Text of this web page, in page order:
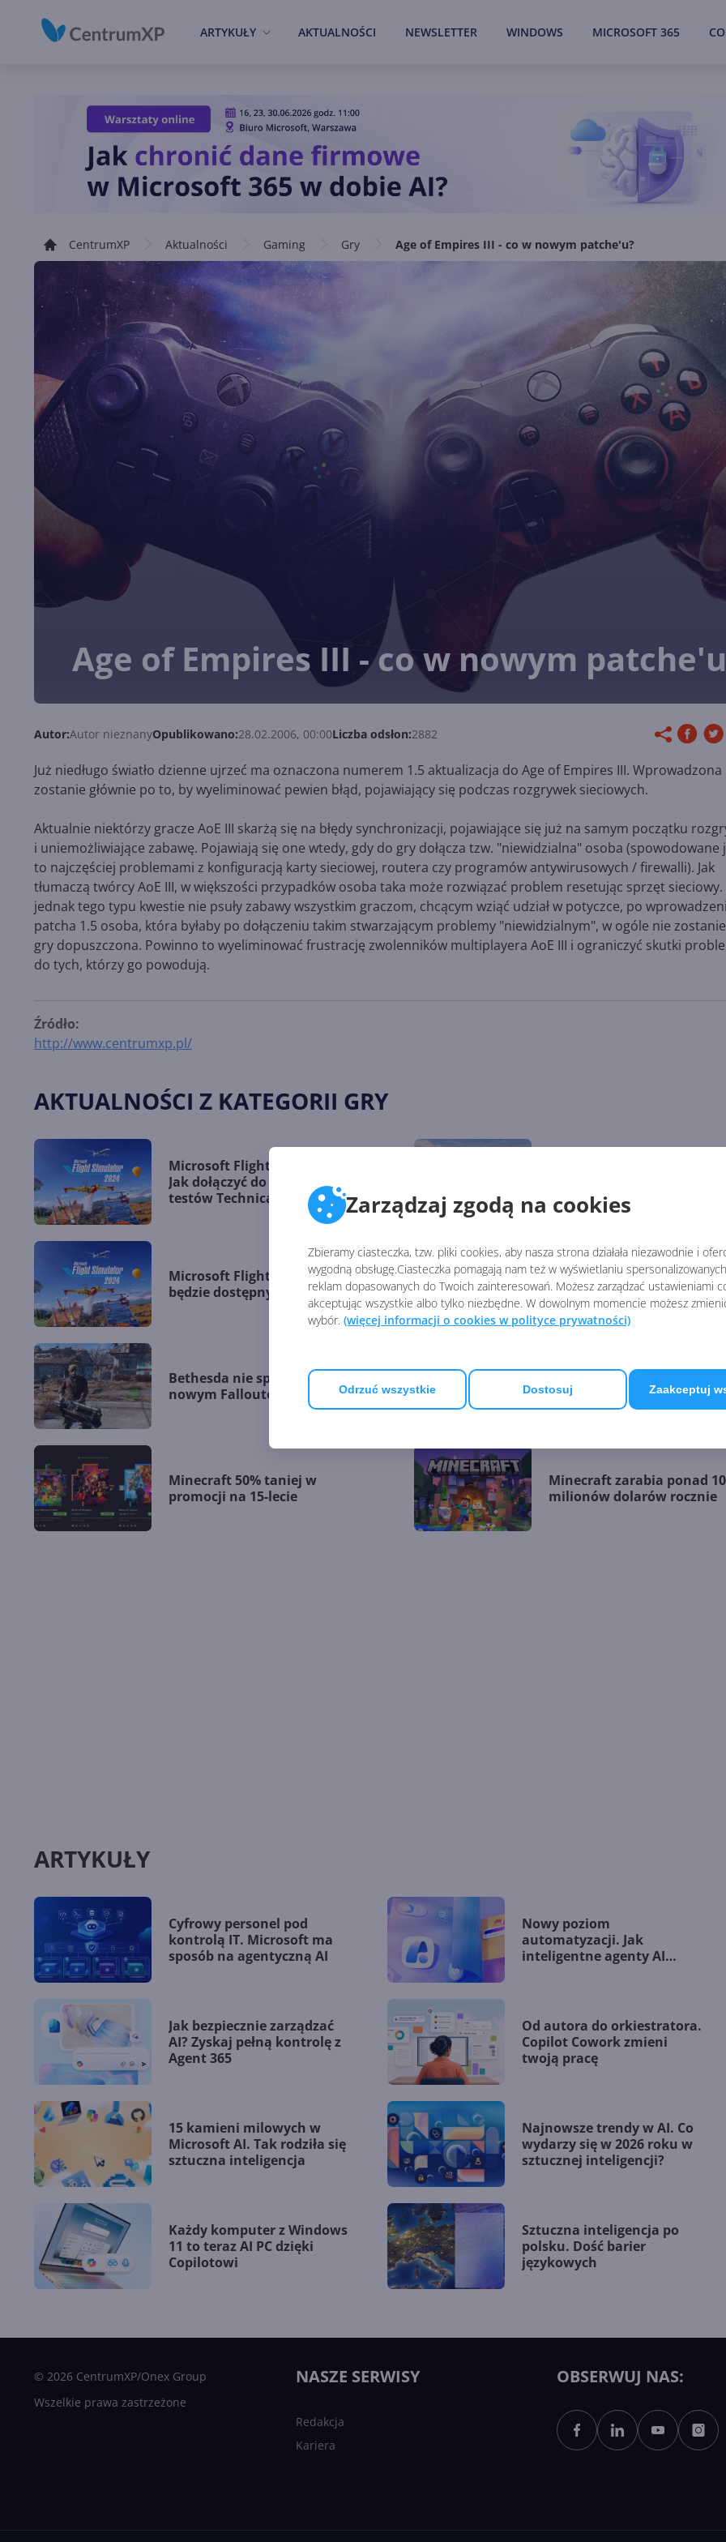
Zarządzaj zgodą na cookies
Zbieramy ciasteczka, tzw. pliki cookies, aby nasza strona działała niezawodnie i
wygodną obsługę.Ciasteczka pomagają nam też w wyświetlaniu
reklam dopasowanych do Twoich zainteresowań. Możesz zarządzać ustawieniami
akceptując wszystkie albo tylko niezbędne. W dowolnym momencie możesz
wybór. (więcej informacji o cookies w polityce prywatności)
Odrzuć wszystkie Dostosuj Zaakceptuj
ARTYKUŁY AKTUALNOŚCI NEWSLETTER WINDOWS MICROSOFT 365
CentrumXP Aktualności Gaming Gry Age of Empires III - co w nowym patche'u?
Age of Empires III - co w nowym
Autor:Autor nieznanyOpublikowano:28.02.2006, 00:00Liczba odsłon:2882
Już niedługo światło dzienne ujrzeć ma oznaczona numerem 1.5 aktualizacja do Age of Empires III. Wprowadzona
zostanie głównie po to, by wyeliminować pewien błąd, pojawiający się podczas rozgrywek sieciowych.
Aktualnie niektórzy gracze AoE III skarżą się na błędy synchronizacji, pojawiające się już na samym początku
i uniemożliwiające zabawę. Pojawiają się one wtedy, gdy do gry dołącza tzw. "niewidzialna" osoba (spowodowane
to najczęściej problemami z konfiguracją karty sieciowej, routera czy programów antywirusowych / firewalli). Jak
tłumaczą twórcy AoE III, w większości przypadków osoba taka może rozwiązać problem resetując sprzęt sieciowy.
jednak tego typu kwestie nie psuły zabawy wszystkim graczom, chcącym wziąć udział w potyczce, po
patcha 1.5 osoba, która byłaby po dołączeniu takim stwarzającym problemy "niewidzialnym", w ogóle nie
gry dopuszczona. Powinno to wyeliminować frustrację zwolenników multiplayera AoE III i ograniczyć skutki
do tych, którzy go powodują.
Źródło:
http://www.centrumxp.pl/
AKTUALNOŚCI Z KATEGORII GRY
Microsoft Flight Simulator 2024:
Jak dołączyć do nadchodzących
testów Technical Alpha?
Microsoft Flight Simulator 2024
będzie dostępny w 4 edycjach
Microsoft wypuści
pracach nad S.T.A.L.K.E.R.
Bethesda nie spieszy się z
nowym Falloutem
Microsoft Flight Simulator
trafi na Xbox i PC w
Minecraft 50% taniej w
promocji na 15-lecie
Minecraft zarabia ponad
milionów dolarów rocznie
ARTYKUŁY
Cyfrowy personel pod
kontrolą IT. Microsoft ma
sposób na agentyczną AI
Nowy poziom
automatyzacji. Jak
inteligentne agenty AI
Jak bezpiecznie zarządzać
AI? Zyskaj pełną kontrolę z
Agent 365
Od autora do orkiestratora.
Copilot Cowork zmieni
twoją pracę
15 kamieni milowych w
Microsoft AI. Tak rodziła się
sztuczna inteligencja
Najnowsze trendy w AI. Co
wydarzy się w 2026 roku w
sztucznej inteligencji?
Każdy komputer z Windows
11 to teraz AI PC dzięki
Copilotowi
Sztuczna inteligencja po
polsku. Dość barier
językowych
© 2026 CentrumXP/Onex Group
Wszelkie prawa zastrzeżone
NASZE SERWISY
Redakcja
Kariera
OBSERWUJ NAS: